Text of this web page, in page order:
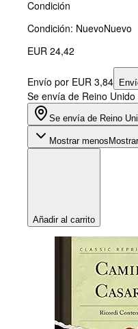
Condición
Condición: NuevoNuevo
EUR 24,42
Envío por EUR 3,84
Se envía de Reino
Se envía de Reino
Mostrar menos
Añadir al carrito